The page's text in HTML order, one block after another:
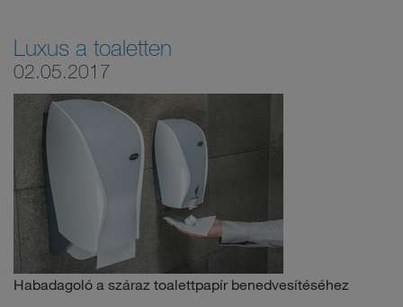
Luxus a toaletten
02.05.2017
Habadagoló a száraz toalettpapír benedvesítéséhez